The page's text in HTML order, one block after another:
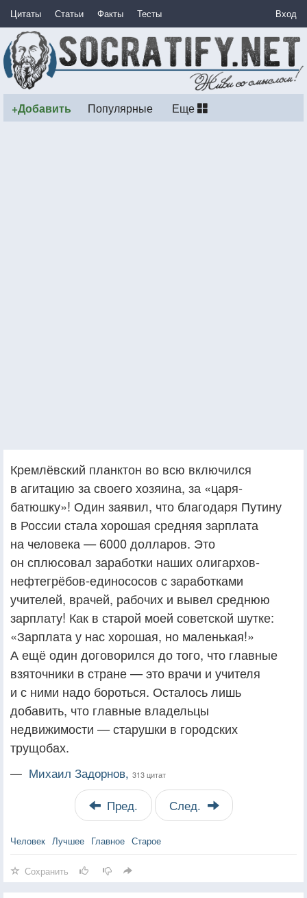
Цитаты Статьи Факты Тесты Вход
+Добавить Популярные Еще
Кремлёвский планктон во всю включился
в агитацию за своего хозяина, за «царя-
батюшку»! Один заявил, что благодаря Путину
в России стала хорошая средняя зарплата
на человека — 6000 долларов. Это
он сплюсовал заработки наших олигархов-
нефтегрёбов-единососов с заработками
учителей, врачей, рабочих и вывел среднюю
зарплату! Как в старой моей советской шутке:
«Зарплата у нас хорошая, но маленькая!»
А ещё один договорился до того, что главные
взяточники в стране — это врачи и учителя
и с ними надо бороться. Осталось лишь
добавить, что главные владельцы
недвижимости — старушки в городских
трущобах.
— Михаил Задорнов, 313 цитат
Пред. След.
Человек Лучшее Главное Старое
Сохранить